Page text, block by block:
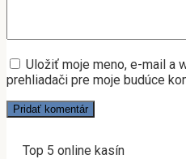
Uložiť moje meno, e-mail a
prehliadači pre moje budúce
Top 5 online kasín